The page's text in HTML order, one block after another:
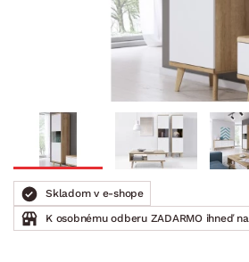
Skladom v e-shope
K osobnému odberu ZADARMO ihneď na